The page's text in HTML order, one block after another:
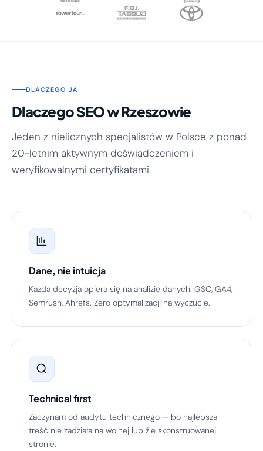
DLACZEGO JA
Dlaczego SEO w Rzeszowie
Jeden z nielicznych specjalistów w Polsce z ponad
20-letnim aktywnym doświadczeniem i
weryfikowalnymi certyfikatami.
Dane, nie intuicja
Każda decyzja opiera się na analizie danych: GSC, GA4,
Semrush, Ahrefs. Zero optymalizacji na wyczucie.
Technical first
Zaczynam od audytu technicznego — bo najlepsza
treść nie zadziała na wolnej lub źle skonstruowanej
stronie.